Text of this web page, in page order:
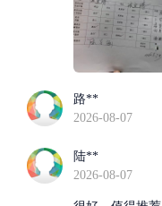
路**
2026-08-07
陆**
2026-08-07